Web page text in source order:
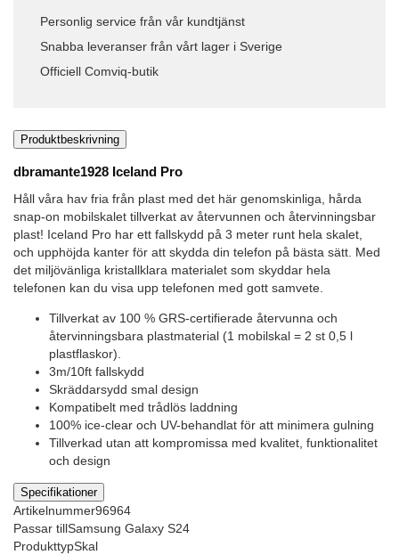
Personlig service från vår kundtjänst
Snabba leveranser från vårt lager i Sverige
Officiell Comviq-butik
Produktbeskrivning
dbramante1928 Iceland Pro
Håll våra hav fria från plast med det här genomskinliga, hårda
snap-on mobilskalet tillverkat av återvunnen och återvinningsbar
plast! Iceland Pro har ett fallskydd på 3 meter runt hela skalet,
och upphöjda kanter för att skydda din telefon på bästa sätt. Med
det miljövänliga kristallklara materialet som skyddar hela
telefonen kan du visa upp telefonen med gott samvete.
Tillverkat av 100 % GRS-certifierade återvunna och
återvinningsbara plastmaterial (1 mobilskal = 2 st 0,5 l
plastflaskor).
3m/10ft fallskydd
Skräddarsydd smal design
Kompatibelt med trådlös laddning
100% ice-clear och UV-behandlat för att minimera gulning
Tillverkad utan att kompromissa med kvalitet, funktionalitet
och design
Specifikationer
Artikelnummer96964
Passar tillSamsung Galaxy S24
ProdukttypSkal